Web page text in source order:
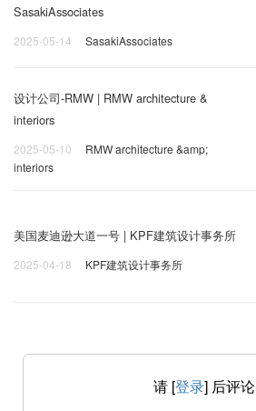
SasakiAssociates
2025-05-14 SasakiAssociates
设计公司-RMW | RMW architecture &
interiors
2025-05-10
RMW architecture &amp;
interiors
美国麦迪逊大道一号 | KPF建筑设计事务所
2025-04-18 KPF建筑设计事务所
请 [登录] 后评论